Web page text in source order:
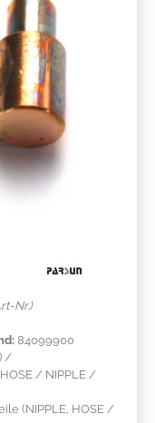
Nr.)
84099900
/
HOSE / NIPPLE /
(NIPPLE, HOSE /